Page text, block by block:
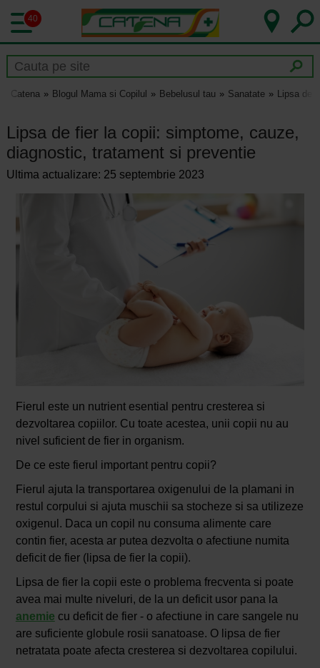
40
Catena Blogul Mama si Copilul Bebelusul tau Sanatate Lipsa de
Lipsa de fier la copii: simptome, cauze,
diagnostic, tratament si preventie
Ultima actualizare: 25 septembrie 2023
Fierul este un nutrient esential pentru cresterea si
dezvoltarea copiilor. Cu toate acestea, unii copii nu au
nivel suficient de fier in organism.
De ce este fierul important pentru copii?
Fierul ajuta la transportarea oxigenului de la plamani in
restul corpului si ajuta muschii sa stocheze si sa utilizeze
oxigenul. Daca un copil nu consuma alimente care
contin fier, acesta ar putea dezvolta o afectiune numita
deficit de fier (lipsa de fier la copii).
Lipsa de fier la copii este o problema frecventa si poate
avea mai multe niveluri, de la un deficit usor pana la
anemie cu deficit de fier - o afectiune in care sangele nu
are suficiente globule rosii sanatoase. O lipsa de fier
netratata poate afecta cresterea si dezvoltarea copilului.